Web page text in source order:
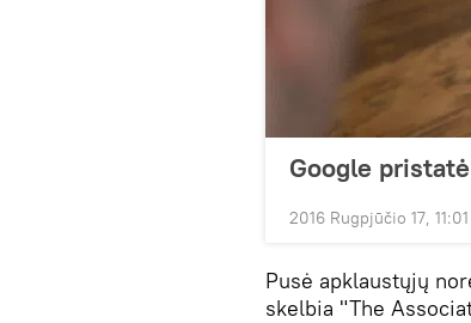
Google
2016 Rugpjūčio 17, 11:01
Pusė apklaustųjų
skelbia "The